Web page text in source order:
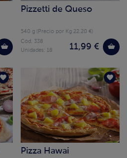
Pizzetti de Queso
540 g (Precio por Kg 22.20 €)
11,99 €
Cód. 338
Unidades: 18
Pizza Hawai